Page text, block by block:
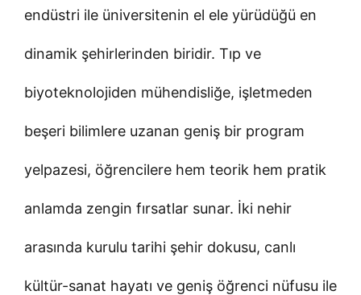
endüstri ile üniversitenin el ele yürüdüğü en
dinamik şehirlerinden biridir. Tıp ve
biyoteknolojiden mühendisliğe, işletmeden
beşeri bilimlere uzanan geniş bir program
yelpazesi, öğrencilere hem teorik hem pratik
anlamda zengin fırsatlar sunar. İki nehir
arasında kurulu tarihi şehir dokusu, canlı
kültür-sanat hayatı ve geniş öğrenci nüfusu ile